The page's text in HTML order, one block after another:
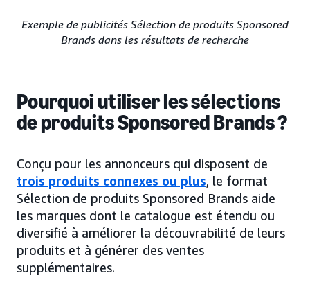
Exemple de publicités Sélection de produits Sponsored
Brands dans les résultats de recherche
Pourquoi utiliser les sélections
de produits Sponsored Brands ?
Conçu pour les annonceurs qui disposent de
trois produits connexes ou plus, le format
Sélection de produits Sponsored Brands aide
les marques dont le catalogue est étendu ou
diversifié à améliorer la découvrabilité de leurs
produits et à générer des ventes
supplémentaires.